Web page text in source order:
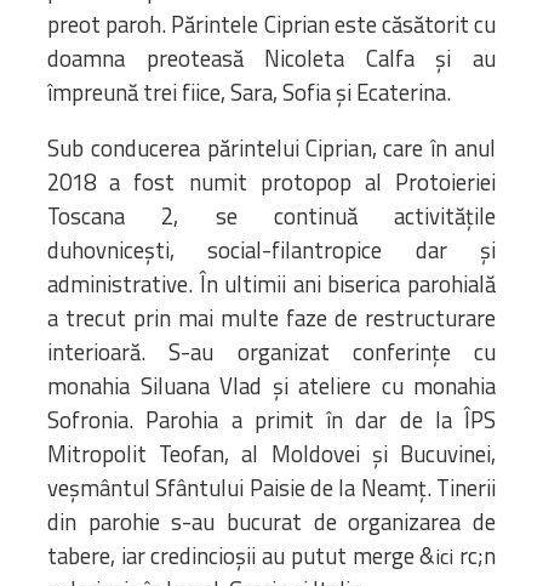
preot paroh. Părintele Ciprian este căsătorit cu
doamna preoteasă Nicoleta Calfa şi au
împreună trei fiice, Sara, Sofia și Ecaterina.
Sub conducerea părintelui Ciprian, care în anul
2018 a fost numit protopop al Protoieriei
Toscana 2, se continuă activitățile
duhovnicești, social-filantropice dar și
administrative. În ultimii ani biserica parohială
a trecut prin mai multe faze de restructurare
interioară. S-au organizat conferințe cu
monahia Siluana Vlad și ateliere cu monahia
Sofronia. Parohia a primit în dar de la ÎPS
Mitropolit Teofan, al Moldovei și Bucuvinei,
veșmântul Sfântului Paisie de la Neamț. Tinerii
din parohie s-au bucurat de organizarea de
tabere, iar credincioșii au putut merge &ici rc;n